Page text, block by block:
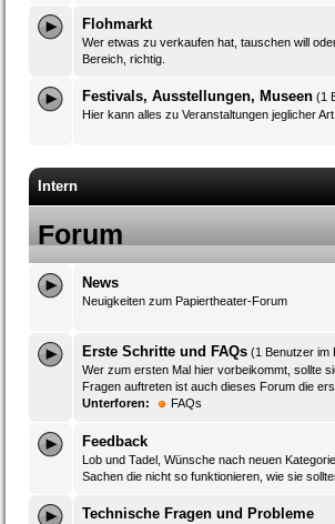
Flohmarkt
Wer etwas zu verkaufen hat, tauschen will
Bereich, richtig.
Festivals, Ausstellungen, Museen (1
Hier kann alles zu Veranstaltungen jeglicher
Intern
Forum
News
Neuigkeiten zum Papiertheater-Forum
Erste Schritte und FAQs (1 Benutzer im
Wer zum ersten Mal hier vorbeikommt, sollte
Fragen auftreten ist auch dieses Forum die
Unterforen:
FAQs
Feedback
Lob und Tadel, Wünsche nach neuen
Sachen die nicht so funktionieren, wie sie
Technische Fragen und Probleme